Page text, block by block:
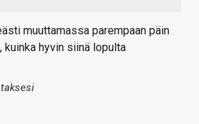
muuttamassa parempaan päin
kuinka hyvin siinä lopulta